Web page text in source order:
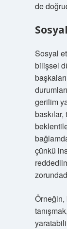
de
Sosyal
bilişsel
gerilim
çünkü